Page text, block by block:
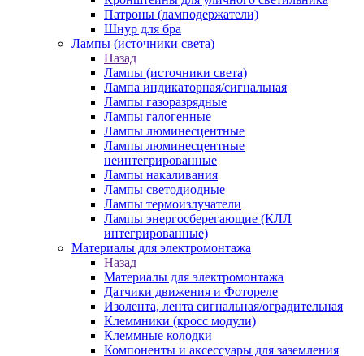
Патроны (ламподержатели)
Шнур для бра
Лампы (источники света)
Назад
Лампы (источники света)
Лампа индикаторная/сигнальная
Лампы газоразрядные
Лампы галогенные
Лампы люминесцентные
Лампы люминесцентные
неинтегрированные
Лампы накаливания
Лампы светодиодные
Лампы термоизлучатели
Лампы энергосберегающие (КЛЛ
интегрированные)
Материалы для электромонтажа
Назад
Материалы для электромонтажа
Датчики движения и Фотореле
Изолента, лента сигнальная/оградительная
Клеммники (кросс модули)
Клеммные колодки
Компоненты и аксессуары для заземления